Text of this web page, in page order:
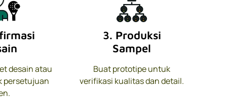
desain atau
persetujuan
3. Produksi
Sampel
Buat prototipe untuk
verifikasi kualitas dan detail.